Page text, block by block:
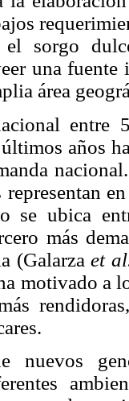
el sorgo
una fuente
área
entre
años
representan
se ubica
más
(Galarzaet
motivado a
nuevos